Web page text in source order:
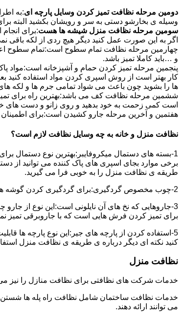
دومین مرحله نظافت تمیز کردن وسایل پارچه ای:به
وسیله ی بخارشو دستی به سر و رویشان بکشید البته
سومین مرحله نظافت منزل شیشه ها هست:برای
اگر به این صورت عمل کنید دیگر هیچ ردی از لکه باقی
چهارمین مرحله نظافت تمام سطوح است:تمام سطوح
و …باید کاملا تمیز باشد.
پنجمین مرحله تمیز کردن حمام و آشپزخانه است:مواد
کار بهتر است از روش اسپری کردن مواد استفاده کنید
ها را بشوید چون باعث می شواد تمامی جرم ها و لکه
ششمین مرحله نظافت کف می باشد:بهترین راه برای
است کمی زحمت به خود بدهید و روی زانو و دست های
هفتمین و آخرین مرحله جارو کشیدن است:برای اطمینان
نظافت منزل و خانه به چه وسایل نظافت لازم است؟
1-بسته های دستمال میکروفایبر:بهترین نوع دستمال
برخی موارد بجای اسپری های پاک کننده می توانید از
طریقه ی نظافت منزل را به خوبی فرا می گیرید.
2-چوب مخصوص گردگیری:برای گردگیری کردن گوشه های بلند و کناره هایی که دسترسی به آن سخت است استفاده می شود بهتر از در سر این چوب یک دستمال میکروفایبر وصل کنید.
3-جاروهایی که نخ های آن نایلونی است:این نوع از
برای تمیز کردن فرش هایی است که با جاروبرقی تمیز
5-استفاده کردن از پارچه های جیر:این نوع پارچه ها
کنید نکته ای دیگر درباره ی طریقه ی نظافت منزل
نظافت منزل
خدمات شرکت های نظافتی برای نظافت منازل را نیز
خدمات نظافت ساختمان شامل نظافت راه پله ها شستن
می توانند ارائه دهند.